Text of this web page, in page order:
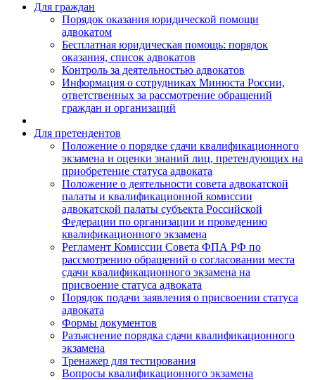
Для граждан
Порядок оказания юридической помощи
адвокатом
Бесплатная юридическая помощь: порядок
оказания, список адвокатов
Контроль за деятельностью адвокатов
Информация о сотрудниках Минюста России,
ответственных за рассмотрение обращений
граждан и организаций
Для претендентов
Положение о порядке сдачи квалификационного
экзамена и оценки знаний лиц, претендующих на
приобретение статуса адвоката
Положение о деятельности совета адвокатской
палаты и квалификационной комиссии
адвокатской палаты субъекта Российской
Федерации по организации и проведению
квалификационного экзамена
Регламент Комиссии Совета ФПА РФ по
рассмотрению обращений о согласовании места
сдачи квалификационного экзамена на
присвоение статуса адвоката
Порядок подачи заявления о присвоении статуса
адвоката
Формы документов
Разъяснение порядка сдачи квалификационного
экзамена
Тренажер для тестирования
Вопросы квалификационного экзамена